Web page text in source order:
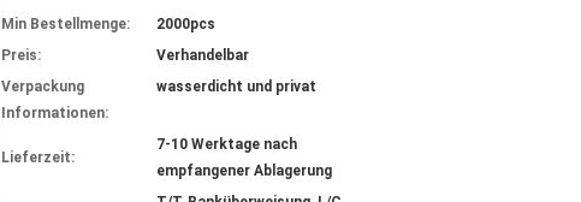
Min Bestellmenge:
2000pcs
Preis:
Verhandelbar
Verpackung
Informationen:
wasserdicht und privat
Lieferzeit:
7-10 Werktage nach
empfangener Ablagerung